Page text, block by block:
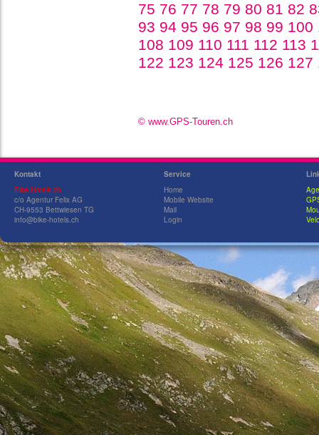
75 76 77 78 79 80 81 82
93 94 95 96 97 98 99 100
108 109 110 111 112 113
122 123 124 125 126 127
© www.GPS-Touren.ch
Kontakt
Bike-Hotels.ch
c/o Agentur Felix AG
CH-9553 Bettwiesen TG
info@bike-hotels.ch
Service
Home
Mobile Website
Mail
Login